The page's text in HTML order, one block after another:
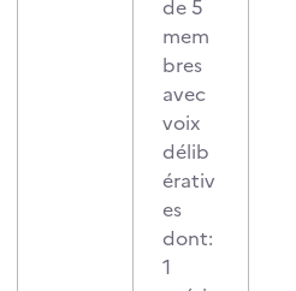
de 5
mem
bres
avec
voix
délib
érativ
es
dont:
1